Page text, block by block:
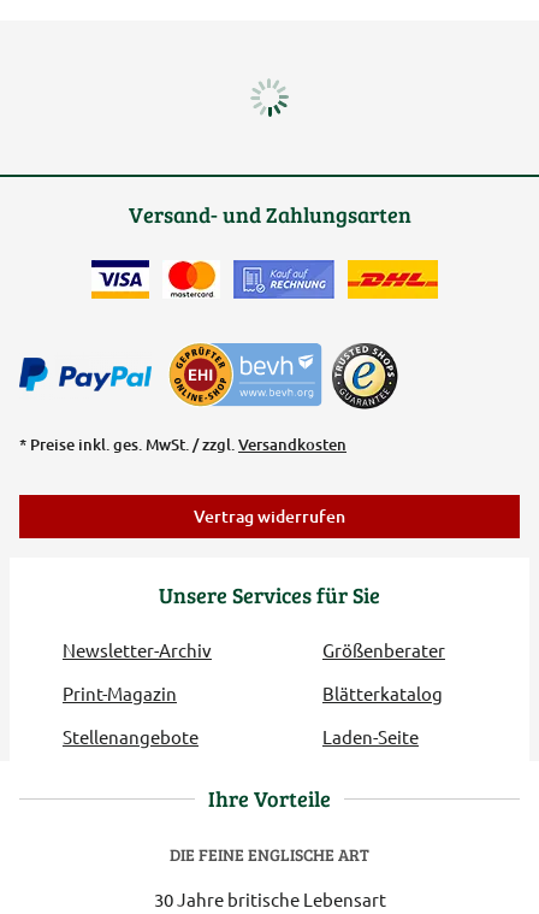
Unsere Services für Sie
Newsletter-Archiv
Größenberater
Print-Magazin
Blätterkatalog
Stellenangebote
Laden-Seite
Versand- und Zahlungsarten
* Preise inkl. ges. MwSt. / zzgl.Versandkosten
Vertrag widerrufen
Ihre Vorteile
DIE FEINE ENGLISCHE ART
30 Jahre britische Lebensart